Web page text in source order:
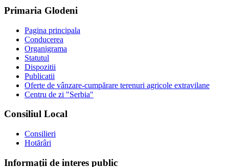
Primaria Glodeni
Pagina principala
Conducerea
Organigrama
Statutul
Dispozitii
Publicatii
Oferte de vânzare-cumpărare terenuri agricole extravilane
Centru de zi "Serbia"
Consiliul Local
Consilieri
Hotărâri
Informații de interes public